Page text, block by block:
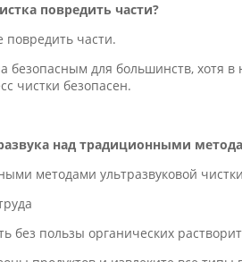
повредить части?
повредить части.
безопасным для большинств,
чистки безопасен.
над традиционными
методами ультразвуковой
без пользы органических